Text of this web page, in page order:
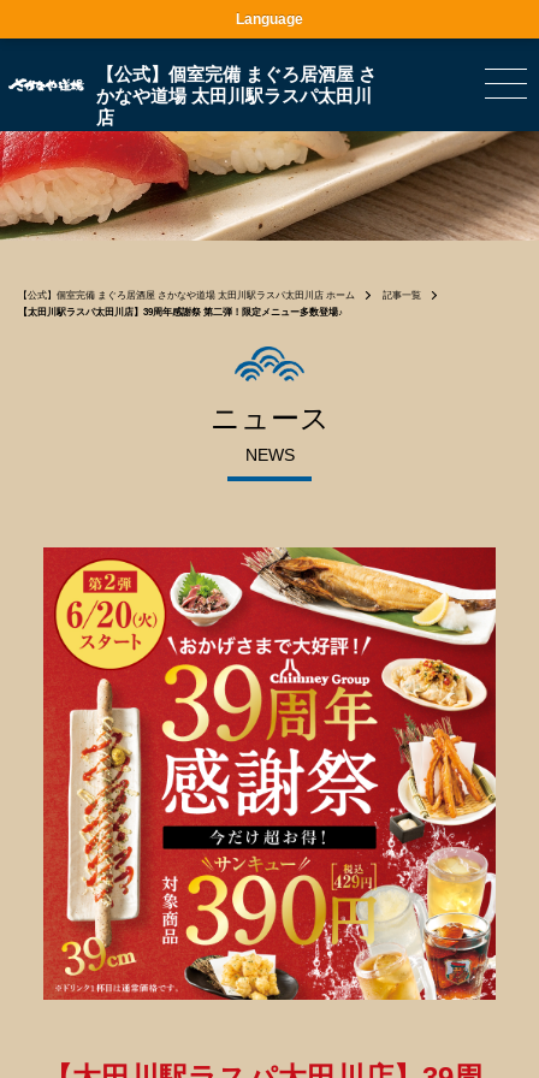
【公式】個室完備 まぐろ居酒屋 さ
かなや道場 太田川駅ラスパ太田川
店
【公式】個室完備 まぐろ居酒屋 さかなや道場 太田川駅ラスパ太田川店 ホーム
記事一覧
【太田川駅ラスパ太田川店】39周年感謝祭 第二弾！限定メニュー多数登場♪
ニュース
NEWS
Language